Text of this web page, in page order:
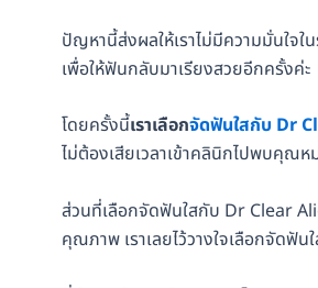
ปัญหานี้ส่งผลให้เราไม่มีความมั่นใจ
เพื่อให้ฟันกลับมาเรียงสวยอีกครั้งค่ะ
โดยครั้งนี้เราเลือกจัดฟันใสกับ Dr
ไม่ต้องเสียเวลาเข้าคลินิกไปพบคุณ
ส่วนที่เลือกจัดฟันใสกับ Dr Clear
คุณภาพ เราเลยไว้วางใจเลือกจัดฟัน